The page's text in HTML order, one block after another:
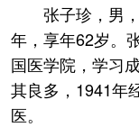
张子珍，男
年，享年62岁。
国医学院，学习
其良多，1941年
医。